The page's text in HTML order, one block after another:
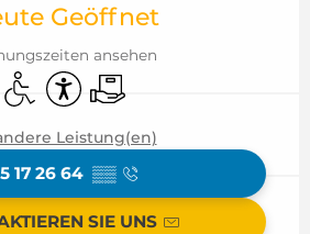
Geöffnet
ansehen
Zugang für Behinderte
Zugänglichkeit
Lieferung
Leistung(en)
17 26 64 ▒▒
SIE UNS